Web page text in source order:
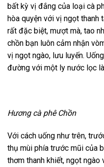
bất kỳ vị đắng của loại cà
hòa quyện với vị ngọt thanh
rất đặc biệt, mượt mà, tao
chồn bạn luôn cảm nhận
vị ngọt ngào, lưu luyến.
đường với một ly nước lọc
Hương cà phê Chồn
Với cách uống như trên,
thụ mùi phía trước mũi của
thơm thanh khiết, ngọt ngào